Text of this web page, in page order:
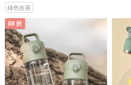
綠色友善
88 折